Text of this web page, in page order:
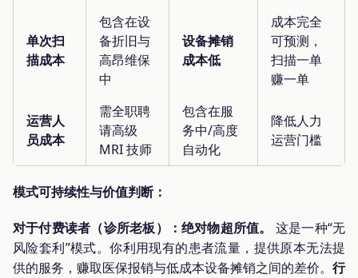
单次扫
描成本
包含在设
备折旧与
高昂维保
中
设备摊销
成本低
成本完全
可预测，
扫描一单
赚一单
运营人
员成本
需全职聘
请高级
MRI 技师
包含在服
务中/高度
自动化
降低人力
运营门槛
模式可持续性与价值判断：
对于付费读者（诊所老板）：绝对物超所值。
这是一种“无
风险套利”模式。你利用现有的患者流量，提供原本无法提
供的服务，赚取医保报销与低成本设备摊销之间的差价。 行